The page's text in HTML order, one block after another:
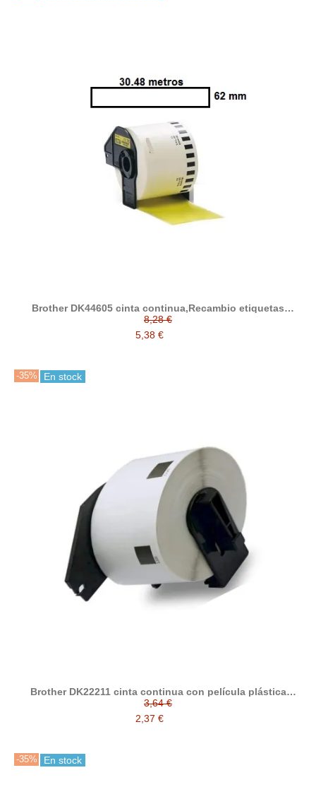
Brother DK44605 cinta continua,Recambio etiquetas
compatible a Brother
8,28 €
5,38 €
-35% En stock
Brother DK22211 cinta continua con película plástica
compatible
3,64 €
2,37 €
-35% En stock